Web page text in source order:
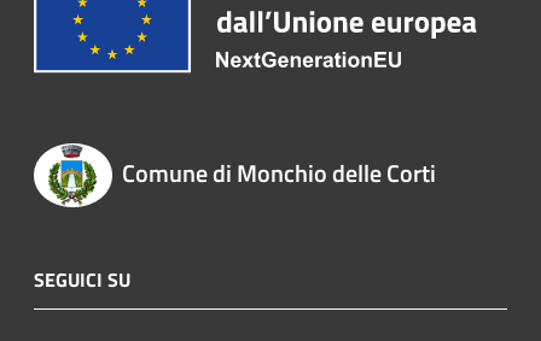
Comune di Monchio delle Corti
SEGUICI SU